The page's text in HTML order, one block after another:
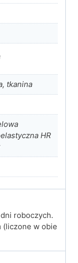
tkanina
HR
roboczych.
(liczone w obie